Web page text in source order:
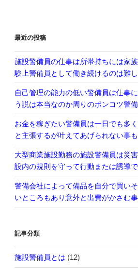
最近の投稿
施設警備員の仕事は所帯持ちには家
験上警備員として働き続けるのは難
自己管理の能力の低い警備員は仕事
う説は本当なのか周りのポンコツ警
お金を稼ぎたい警備員は一日でも多
と主張するが叶えてあげられない事
大型商業施設勤務の施設警備員は災
設内の規則を守って行動または誘導
警備会社によって備品を自分で買い
いところもあり意外と出費がかさむ
記事分類
施設警備員とは (12)